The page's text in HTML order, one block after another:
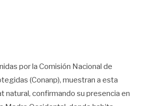
por la Comisión Nacional de
(Conanp), muestran a esta
natural, confirmando su presencia en